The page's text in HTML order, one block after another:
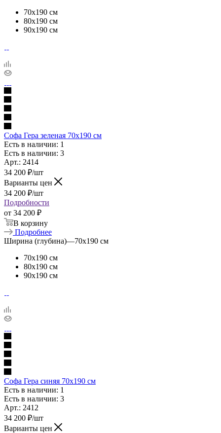
70х190 см
80х190 см
90х190 см
Софа Гера зеленая 70х190 см
Есть в наличии: 1
Есть в наличии: 3
Арт.: 2414
34 200 ₽/шт
Варианты цен
34 200 ₽/шт
Подробности
от 34 200 ₽
В корзину
Подробнее
Ширина (глубина)—70х190 см
70х190 см
80х190 см
90х190 см
Софа Гера синяя 70х190 см
Есть в наличии: 1
Есть в наличии: 3
Арт.: 2412
34 200 ₽/шт
Варианты цен